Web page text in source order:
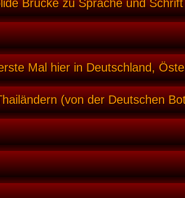
Brücke zu Sprache und Schrift
Mal hier in Deutschland,
(von der Deutschen